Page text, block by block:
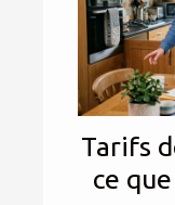
Tarifs
ce